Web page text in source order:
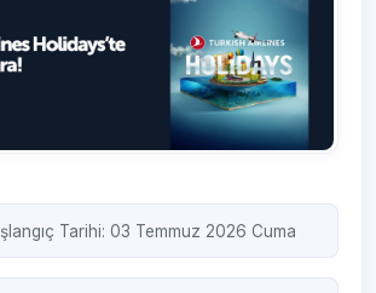
Tarihi: 03 Temmuz 2026 Cuma